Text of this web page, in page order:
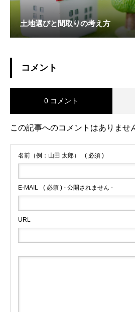
土地選びと間取りの考え方
コメント
0 コメント
この記事へのコメントはありませ
名前（例：山田 太郎） ( 必須 )
E-MAIL ( 必須 ) - 公開されません -
URL